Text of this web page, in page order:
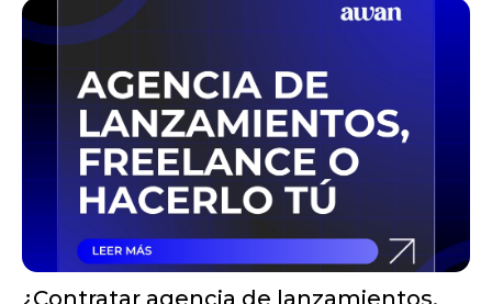
¿Contratar agencia de lanzamientos,